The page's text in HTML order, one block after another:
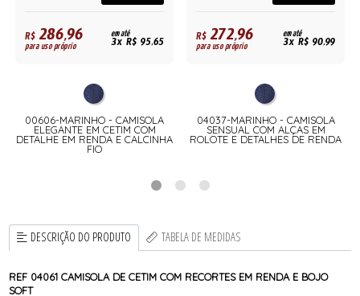
R$286,96
para uso próprio
em até
3x R$ 95,65
00606-MARINHO - CAMISOLA
ELEGANTE EM CETIM COM
DETALHE EM RENDA E CALCINHA
FIO
R$272,96
para uso próprio
em até
3x R$ 90,99
04037-MARINHO - CAMISOLA
SENSUAL COM ALÇAS EM
ROLOTE E DETALHES DE RENDA
DESCRIÇÃO DO PRODUTO TABELA DE MEDIDAS
REF 04061 CAMISOLA DE CETIM COM RECORTES EM RENDA E BOJO
SOFT